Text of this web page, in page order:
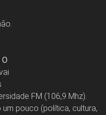
O
FM (106,9 Mhz).
pouco (política, cultura,